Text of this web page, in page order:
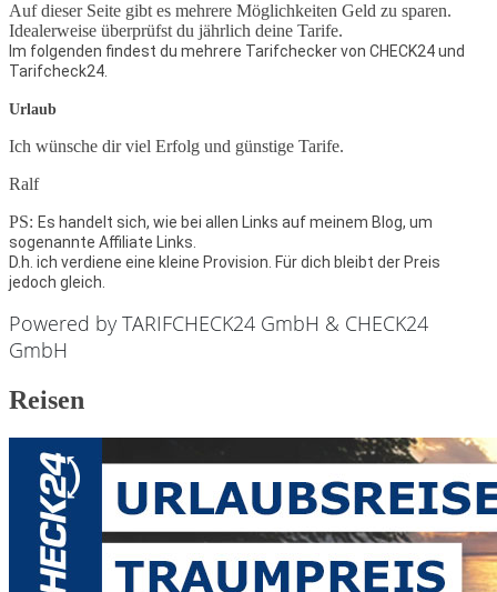
Auf dieser Seite gibt es mehrere Möglichkeiten Geld zu sparen.
Idealerweise überprüfst du jährlich deine Tarife.
Im folgenden findest du mehrere Tarifchecker von CHECK24 und
Tarifcheck24.
Urlaub
Ich wünsche dir viel Erfolg und günstige Tarife.
Ralf
PS: Es handelt sich, wie bei allen Links auf meinem Blog, um
sogenannte Affiliate Links.
D.h. ich verdiene eine kleine Provision. Für dich bleibt der Preis
jedoch gleich.
Powered by TARIFCHECK24 GmbH & CHECK24
GmbH
Reisen